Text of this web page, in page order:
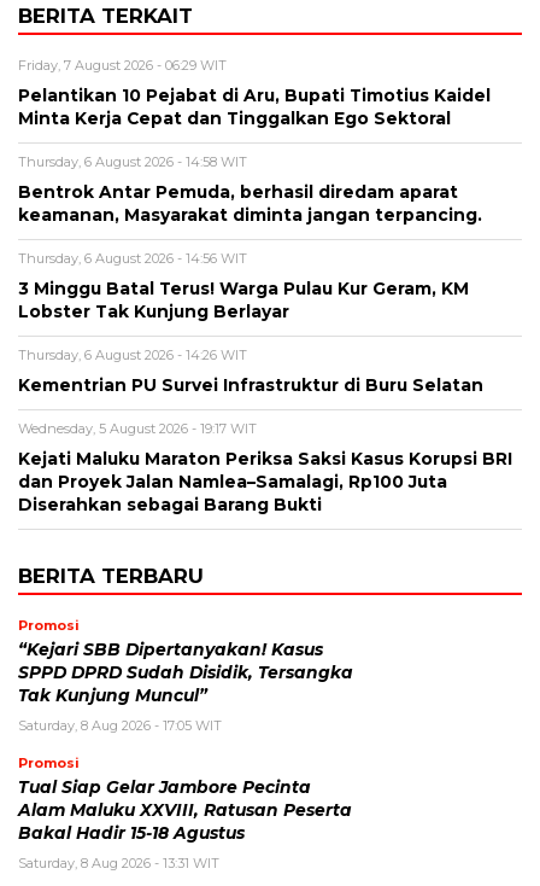
BERITA TERKAIT
Friday, 7 August 2026 - 06:29 WIT
Pelantikan 10 Pejabat di Aru, Bupati Timotius Kaidel
Minta Kerja Cepat dan Tinggalkan Ego Sektoral
Thursday, 6 August 2026 - 14:58 WIT
Bentrok Antar Pemuda, berhasil diredam aparat
keamanan, Masyarakat diminta jangan terpancing.
Thursday, 6 August 2026 - 14:56 WIT
3 Minggu Batal Terus! Warga Pulau Kur Geram, KM
Lobster Tak Kunjung Berlayar
Thursday, 6 August 2026 - 14:26 WIT
Kementrian PU Survei Infrastruktur di Buru Selatan
Wednesday, 5 August 2026 - 19:17 WIT
Kejati Maluku Maraton Periksa Saksi Kasus Korupsi BRI
dan Proyek Jalan Namlea–Samalagi, Rp100 Juta
Diserahkan sebagai Barang Bukti
BERITA TERBARU
Promosi
“Kejari SBB Dipertanyakan! Kasus
SPPD DPRD Sudah Disidik, Tersangka
Tak Kunjung Muncul”
Saturday, 8 Aug 2026 - 17:05 WIT
Promosi
Tual Siap Gelar Jambore Pecinta
Alam Maluku XXVIII, Ratusan Peserta
Bakal Hadir 15-18 Agustus
Saturday, 8 Aug 2026 - 13:31 WIT